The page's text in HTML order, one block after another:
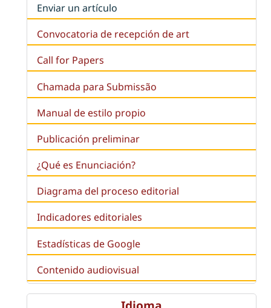
Enviar un artículo
Convocatoria de recepción de art
Call for Papers
Chamada para Submissão
Manual de estilo propio
Publicación preliminar
¿Qué es Enunciación?
Diagrama del proceso editorial
Indicadores editoriales
Estadísticas de Google
Contenido audiovisual